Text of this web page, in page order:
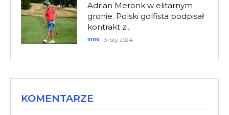
Adrian Meronk w elitarnym
gronie. Polski golfista podpisał
kontrakt z...
inne 31 sty 2024
KOMENTARZE